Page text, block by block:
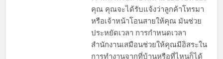
เจ้าหน้าที่รับสายในนามชื่อบริษัทของ
คุณ คุณจะได้รับแจ้งว่าลูกค้าโทรมา
หรือเจ้าหน้าโอนสายให้คุณ มันช่วย
ประหยัดเวลา การกำหนดเวลา
สำนักงานเสมือนช่วยให้คุณมีอิสระใน